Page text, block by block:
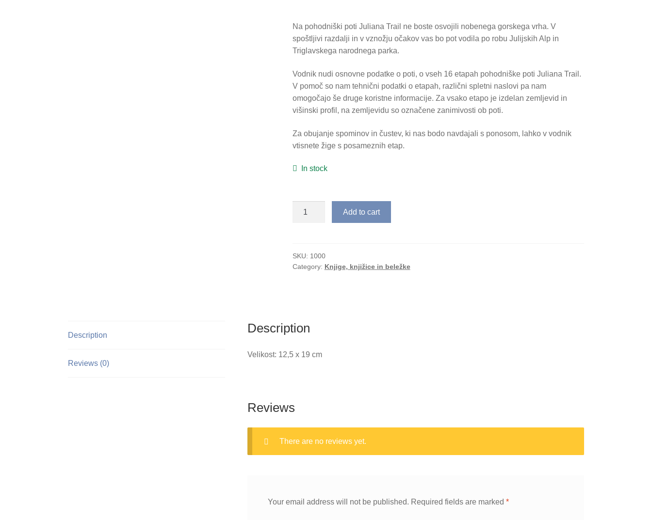
Na pohodniški poti Juliana Trail ne boste osvojili nobenega gorskega vrha. V
spoštljivi razdalji in v vznožju očakov vas bo pot vodila po robu Julijskih Alp in
Triglavskega narodnega parka.
Vodnik nudi osnovne podatke o poti, o vseh 16 etapah pohodniške poti Juliana Trail.
V pomoč so nam tehnični podatki o etapah, različni spletni naslovi pa nam
omogočajo še druge koristne informacije. Za vsako etapo je izdelan zemljevid in
višinski profil, na zemljevidu so označene zanimivosti ob poti.
Za obujanje spominov in čustev, ki nas bodo navdajali s ponosom, lahko v vodnik
vtisnete žige s posameznih etap.
In stock
Add to cart
SKU: 1000
Category: Knjige, knjižice in beležke
Description
Reviews (0)
Description
Velikost: 12,5 x 19 cm
Reviews
There are no reviews yet.
Your email address will not be published. Required fields are marked *